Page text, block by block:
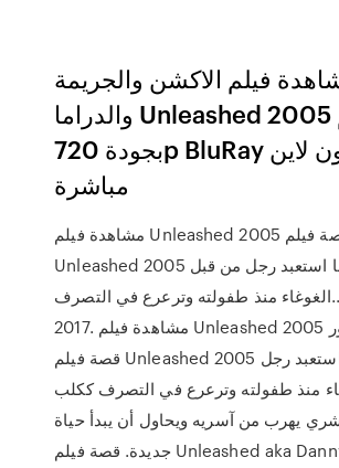
فيلم الاكشن والجريمة
والدراما Unleashed 2005 مترجم
بجودة 720p BluRay مشاهدة اون لاين
مباشرة
مشاهدة فيلم Unleashed 2005 مترجم. تدور قصة فيلم
Unleashed 2005 حول عندما استعبد رجل من قبل
الغوغاء منذ طفولته وترعرع في التصرف.. WEB-DL.
2017. مشاهدة فيلم Unleashed 2005 مترجم. تدور
قصة فيلم Unleashed 2005 حول عندما استعبد رجل
منذ طفولته وترعرع في التصرف ككلب
يهرب من آسريه ويحاول أن يبدأ حياة
جديدة. قصة فيلم Unleashed aka Danny the Dog